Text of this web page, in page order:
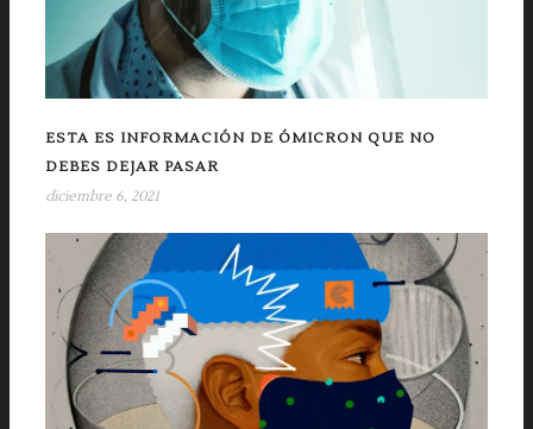
ESTA ES INFORMACIÓN DE ÓMICRON QUE NO
DEBES DEJAR PASAR
diciembre 6, 2021